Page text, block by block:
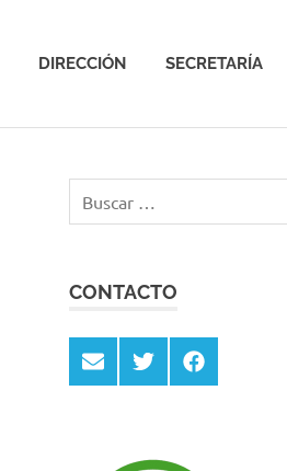
DIRECCIÓN SECRETARÍA
CONTACTO
Email TwitterFacebook